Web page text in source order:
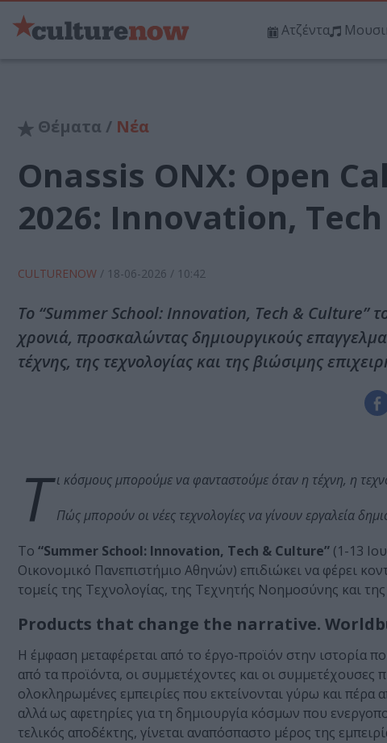
Ατζέντα
Θέματα / Νέα
Onassis ONX: Open
2026: Innovation,
CULTURENOW / 18-06-2026 / 10:42
Το “Summer School: Innovation, Tech & Culture”
χρονιά, προσκαλώντας δημιουργικούς
τέχνης, της τεχνολογίας και της βιώσιμης
Τ ι κόσμους μπορούμε να φανταστούμε όταν η τέχνη, η
Πώς μπορούν οι νέες τεχνολογίες να γίνουν εργαλεία
Το “Summer School: Innovation, Tech & Culture” (1-13
Οικονομικό Πανεπιστήμιο Αθηνών) επιδιώκει να φέρει
τομείς της Τεχνολογίας, της Τεχνητής Νοημοσύνης και της
Products that change the narrative.
Η έμφαση μεταφέρεται από το έργο-προϊόν στην ιστορία
από τα προϊόντα, οι συμμετέχοντες και οι
ολοκληρωμένες εμπειρίες που εκτείνονται γύρω και πέρα
αλλά ως αφετηρίες για τη δημιουργία κόσμων που
τελικός αποδέκτης, γίνεται αναπόσπαστο μέρος της